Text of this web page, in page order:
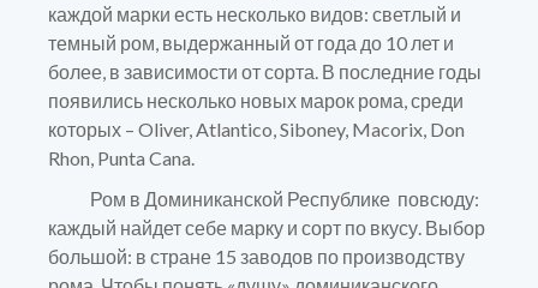
каждой марки есть несколько видов: светлый и
темный ром, выдержанный от года до 10 лет и
более, в зависимости от сорта. В последние годы
появились несколько новых марок рома, среди
которых – Oliver, Atlantico, Siboney, Macorix, Don
Rhon, Punta Cana.
Ром в Доминиканской Республике повсюду:
каждый найдет себе марку и сорт по вкусу. Выбор
большой: в стране 15 заводов по производству